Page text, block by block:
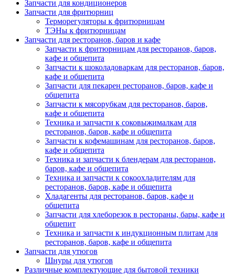
Запчасти для кондиционеров
Запчасти для фритюрниц
Терморегуляторы к фритюрницам
ТЭНы к фритюрницам
Запчасти для ресторанов, баров и кафе
Запчасти к фритюрницам для ресторанов, баров,
кафе и общепита
Запчасти к шоколадоваркам для ресторанов, баров,
кафе и общепита
Запчасти для пекарен ресторанов, баров, кафе и
общепита
Запчасти к мясорубкам для ресторанов, баров,
кафе и общепита
Техника и запчасти к соковыжималкам для
ресторанов, баров, кафе и общепита
Запчасти к кофемашинам для ресторанов, баров,
кафе и общепита
Техника и запчасти к блендерам для ресторанов,
баров, кафе и общепита
Техника и запчасти к сокоохладителям для
ресторанов, баров, кафе и общепита
Хладагенты для ресторанов, баров, кафе и
общепита
Запчасти для хлеборезок в рестораны, бары, кафе и
общепит
Техника и запчасти к индукционным плитам для
ресторанов, баров, кафе и общепита
Запчасти для утюгов
Шнуры для утюгов
Различные комплектующие для бытовой техники